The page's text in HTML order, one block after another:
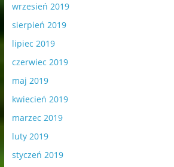
wrzesień 2019
sierpień 2019
lipiec 2019
czerwiec 2019
maj 2019
kwiecień 2019
marzec 2019
luty 2019
styczeń 2019